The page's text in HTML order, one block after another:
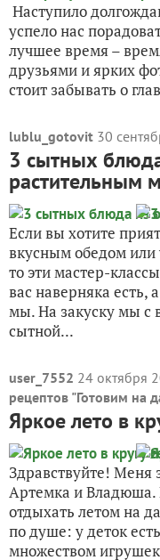
Наступило
успело нас
лучшее время –
друзьями и ярких
стоит забывать о
lublu_gotovit 30
3 сытных
растительным
Если вы хотите
вкусным обедом или
то эти мастер-
вас наверняка
мы. На закуску мы с
сытной...
user_7552 24 октября
рецептов "Готовим на
Яркое лето в
Здравствуйте! Меня
Артемка и
отдыхать летом на
по душе: у деток
множеством